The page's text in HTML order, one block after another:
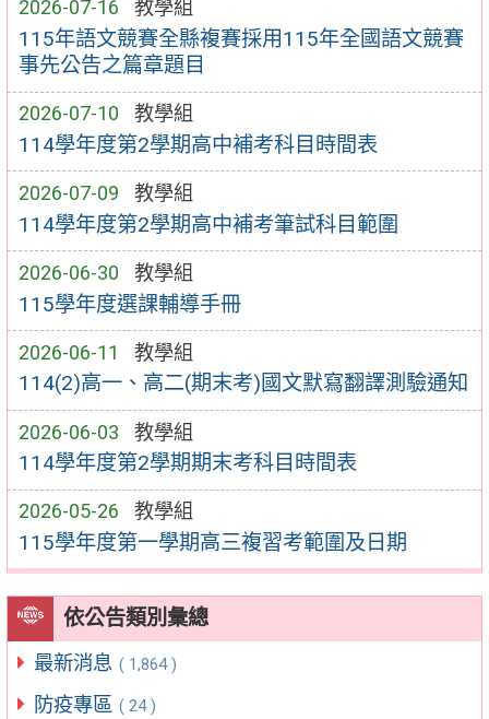
2026-07-16 教學組
115年語文競賽全縣複賽採用115年全國語文競賽
事先公告之篇章題目
2026-07-10 教學組
114學年度第2學期高中補考科目時間表
2026-07-09 教學組
114學年度第2學期高中補考筆試科目範圍
2026-06-30 教學組
115學年度選課輔導手冊
2026-06-11 教學組
114(2)高一、高二(期末考)國文默寫翻譯測驗通知
2026-06-03 教學組
114學年度第2學期期末考科目時間表
2026-05-26 教學組
115學年度第一學期高三複習考範圍及日期
依公告類別彙總
最新消息 ( 1,864 )
防疫專區 ( 24 )